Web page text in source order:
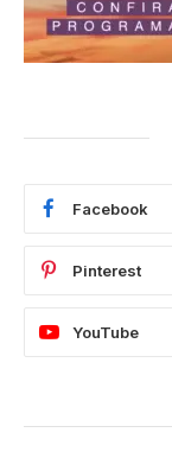
Facebook
Pinterest
YouTube